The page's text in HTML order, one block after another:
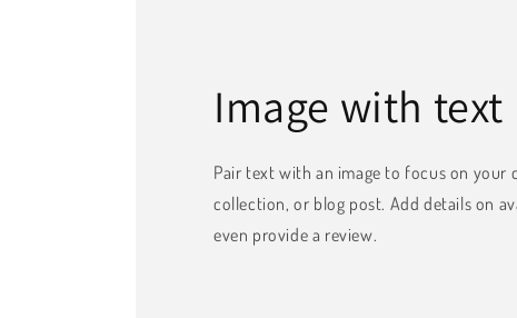
Image with text
Pair text with an image to focus on your
collection, or blog post. Add details on
even provide a review.